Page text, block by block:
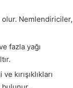
olur. Nemlendiriciler,
fazla yağı
kırışıklıkları